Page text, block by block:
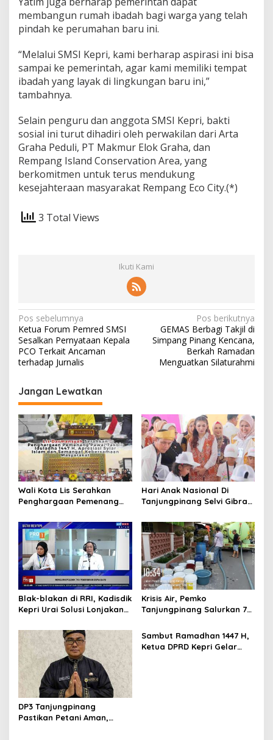
membangun rumah ibadah bagi warga yang telah
pindah ke perumahan baru ini.
“Melalui SMSI Kepri, kami berharap aspirasi ini bisa
sampai ke pemerintah, agar kami memiliki tempat
ibadah yang layak di lingkungan baru ini,”
tambahnya.
Selain penguru dan anggota SMSI Kepri, bakti
sosial ini turut dihadiri oleh perwakilan dari Arta
Graha Peduli, PT Makmur Elok Graha, dan
Rempang Island Conservation Area, yang
berkomitmen untuk terus mendukung
kesejahteraan masyarakat Rempang Eco City.(*)
3 Total Views
Ikuti Kami
N
a
v
i
g
a
s
i
p
o
s
Pos sebelumnya
Ketua Forum Pemred SMSI
Sesalkan Pernyataan Kepala
PCO Terkait Ancaman
terhadap Jurnalis
Pos berikutnya
GEMAS Berbagi Takjil di
Simpang Pinang Kencana,
Berkah Ramadan
Menguatkan Silaturahmi
Jangan Lewatkan
Wali Kota Lis Serahkan
Penghargaan Pemenang
H, Ajak Masyarakat Terus
Hidupkan Syiar Islam
Hari Anak Nasional Di
Tanjungpinang Selvi Gibran
Nasional RANA
Blak-blakan di RRI, Kadisdik
Kepri Urai Solusi Lonjakan
Krisis Air, Pemko
Tanjungpinang Salurkan 75
Terus Berlanj
DP3 Tanjungpinang
Pastikan Petani Aman,
Sambut Ramadhan 1447 H,
Ketua DPRD Kepri Gelar